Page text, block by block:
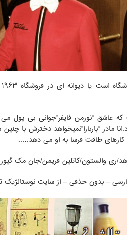
که عاشق “نورمن فایفر”جوانی بی
مادر “باربارا”نمیخواهد دخترش با
کارهای طاقت فرسا به او می دهد…..
ری والستون/کاتلین فریمن/جان مک گیور
فارسی – بدون حذفی – از سایت